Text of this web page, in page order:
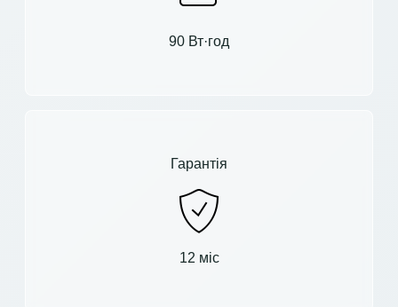
90 Вт·год
Гарантія
12 міс